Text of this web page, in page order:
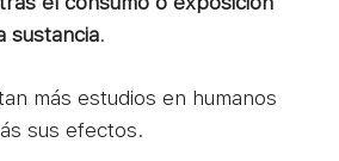
sustancia.
más estudios en humanos
sus efectos.